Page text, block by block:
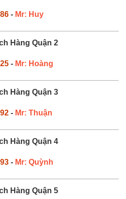
- Mr: Huy
Hàng Quận 2
- Mr: Hoàng
Hàng Quận 3
- Mr: Thuận
Hàng Quận 4
- Mr: Quỳnh
Hàng Quận 5